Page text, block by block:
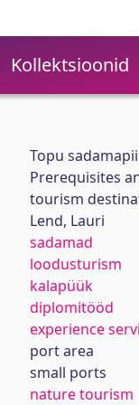
Kollektsioonid
Topu
Prerequisites
tourism
Lend, Lauri
sadamad
loodusturism
kalapüük
diplomitööd
experience
port area
small ports
nature tourism